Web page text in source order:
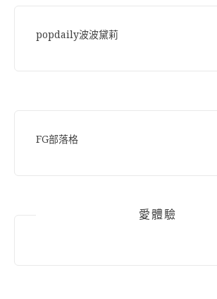
popdaily波波黛莉
FG部落格
愛體驗